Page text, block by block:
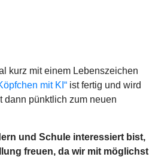
kurz mit einem Lebenszeichen
mit KI“ ist fertig und wird
dann pünktlich zum neuen
und Schule interessiert bist,
freuen, da wir mit möglichst